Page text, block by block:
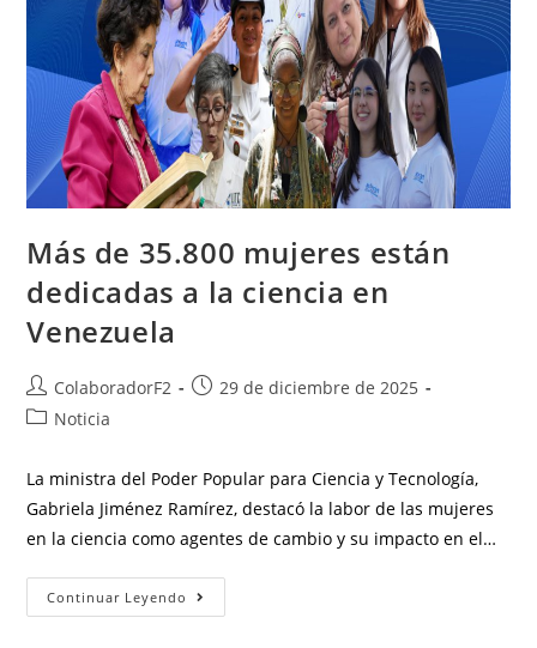
Más de 35.800 mujeres están
dedicadas a la ciencia en
Venezuela
ColaboradorF2
29 de diciembre de 2025
Noticia
La ministra del Poder Popular para Ciencia y Tecnología,
Gabriela Jiménez Ramírez, destacó la labor de las mujeres
en la ciencia como agentes de cambio y su impacto en el…
Continuar Leyendo